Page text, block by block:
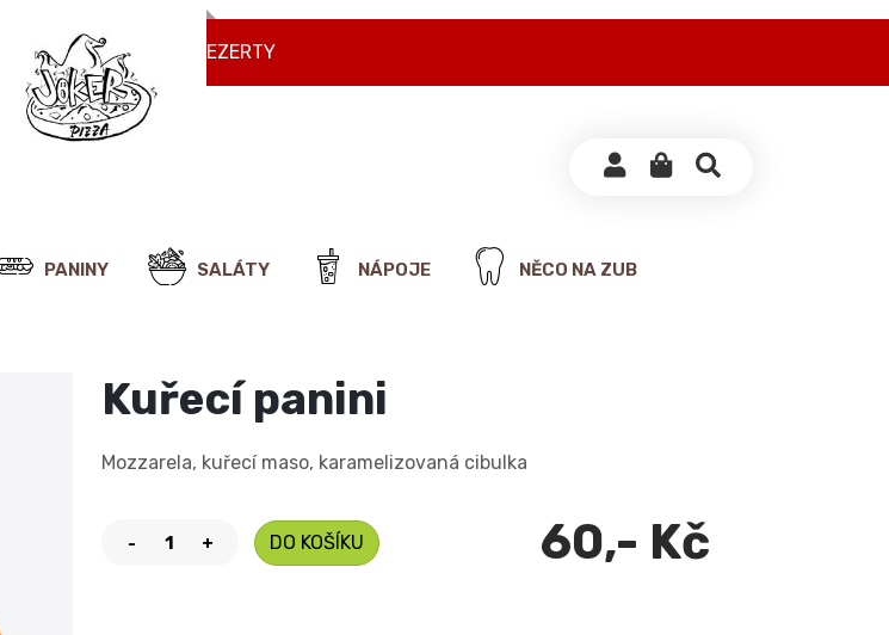
NÁPOJE ZMRZLINY DEZERTY
PANINY SALÁTY NÁPOJE NĚCO NA ZUB
Kuřecí panini
Mozzarela, kuřecí maso, karamelizovaná cibulka
- + DO KOŠÍKU 60,- Kč